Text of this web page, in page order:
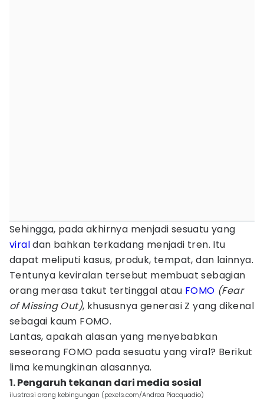
Sehingga, pada akhirnya menjadi sesuatu yang
viraldan bahkan terkadang menjadi tren. Itu
dapat meliputi kasus, produk, tempat, dan lainnya.
Tentunya keviralan tersebut membuat sebagian
orang merasa takut tertinggal atau FOMO (Fear
of Missing Out), khususnya generasi Z yang dikenal
sebagai kaum FOMO.
Lantas, apakah alasan yang menyebabkan
seseorang FOMO pada sesuatu yang viral? Berikut
lima kemungkinan alasannya.
1. Pengaruh tekanan dari media sosial
ilustrasi orang kebingungan (pexels.com/Andrea Piacquadio)